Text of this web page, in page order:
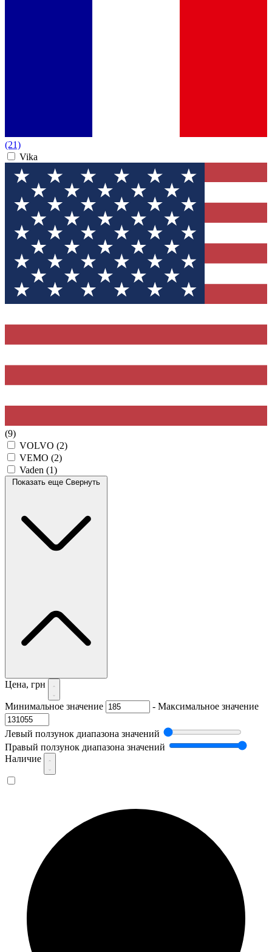
(21)
Vika
(9)
VOLVO (2)
VEMO (2)
Vaden (1)
Показать еще Свернуть
Цена, грн
Минимальное значение - Максимальное значение
Левый ползунок диапазона значений
Правый ползунок диапазона значений
Наличие